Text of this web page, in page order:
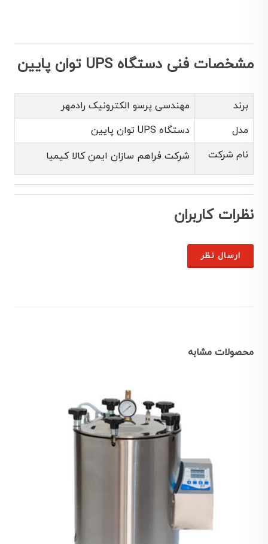
مشخصات فنی دستگاه UPS توان پایین
برند
مهندسی پرسو الکترونیک رادمهر
مدل
دستگاه UPS توان پایین
نام شرکت
شرکت فراهم سازان ایمن کالا کیمیا
نظرات کاربران
ارسال نظر
محصولات مشابه